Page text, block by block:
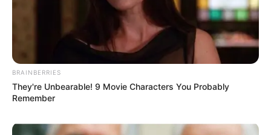
BRAINBERRIES
They're Unbearable! 9 Movie Characters You Probably
Remember